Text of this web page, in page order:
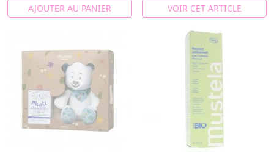
AJOUTER AU PANIER VOIR CET ARTICLE